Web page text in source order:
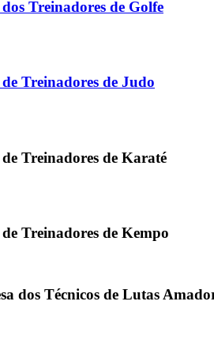
Treinadores de Golfe
Treinadores de Judo
Treinadores de Karaté
Treinadores de Kempo
dos Técnicos de Lutas